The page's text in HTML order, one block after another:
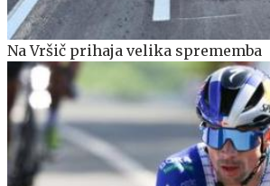
Na Vršič prihaja velika sprememba